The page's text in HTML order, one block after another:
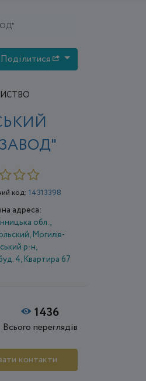
Поділитися
код: 14313398
адреса:
обл.,
Могилів-
р-н,
4, Квартира 67
1436
Всього переглядів
контакти